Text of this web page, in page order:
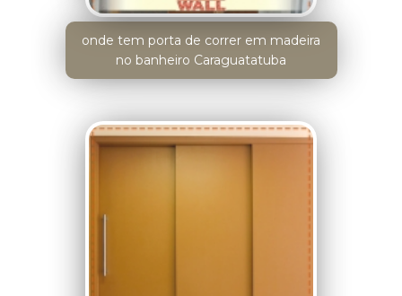
onde tem porta de correr em madeira
no banheiro Caraguatatuba